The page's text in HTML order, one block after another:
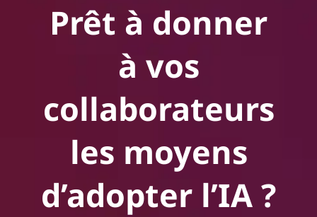
Prêt à donner
à vos
collaborateurs
les moyens
d’adopter l’IA ?